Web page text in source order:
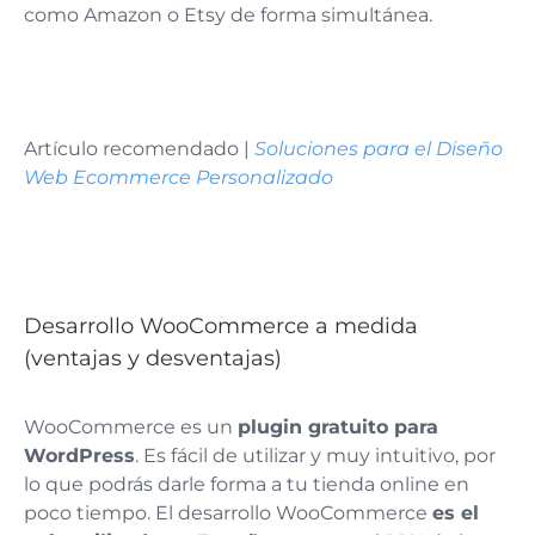
como Amazon o Etsy de forma simultánea.
Artículo recomendado | Soluciones para el Diseño
Web Ecommerce Personalizado
Desarrollo WooCommerce a medida
(ventajas y desventajas)
WooCommerce es un plugin gratuito para
WordPress. Es fácil de utilizar y muy intuitivo, por
lo que podrás darle forma a tu tienda online en
poco tiempo. El desarrollo WooCommerce es el